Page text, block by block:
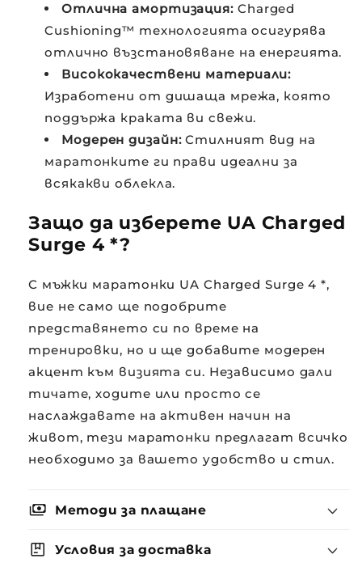
Отлична амортизация: Charged
Cushioning™ технологията осигурява
отлично възстановяване на енергията.
Висококачествени материали:
Изработени от дишаща мрежа, която
поддържа краката ви свежи.
Модерен дизайн:Стилният вид на
маратонките ги прави идеални за
всякакви облекла.
Защо да изберете UA Charged
Surge 4 *?
С мъжки маратонки UA Charged Surge 4 *,
вие не само ще подобрите
представянето си по време на
тренировки, но и ще добавите модерен
акцент към визията си. Независимо дали
тичате, ходите или просто се
наслаждавате на активен начин на
живот, тези маратонки предлагат всичко
необходимо за вашето удобство и стил.
payments Методи за плащане
package Условия за доставка